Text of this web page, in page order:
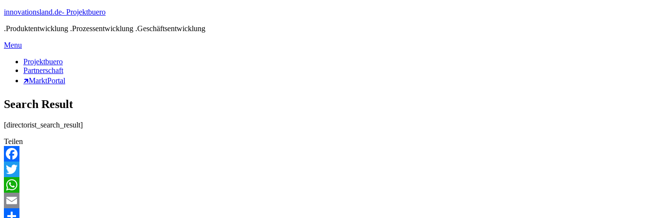
Skip
content
innovationsland.de- Projektbuero
.Produktentwicklung .Prozessentwicklung .Geschäftsentwicklung
Menu
Projektbuero
Partnerschaft
🡵MarktPortal
Search Result
[directorist_search_result]
Teilen
Facebook
Twitter
WhatsApp
Email